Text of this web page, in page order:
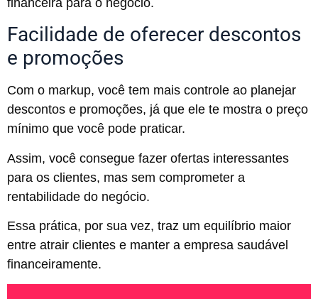
Facilidade de oferecer descontos
e promoções
Com o markup, você tem mais controle ao planejar
descontos e promoções, já que ele te mostra o preço
mínimo que você pode praticar.
Assim, você consegue fazer ofertas interessantes
para os clientes, mas sem comprometer a
rentabilidade do negócio.
Essa prática, por sua vez, traz um equilíbrio maior
entre atrair clientes e manter a empresa saudável
financeiramente.